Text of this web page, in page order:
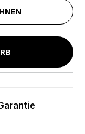
Wert